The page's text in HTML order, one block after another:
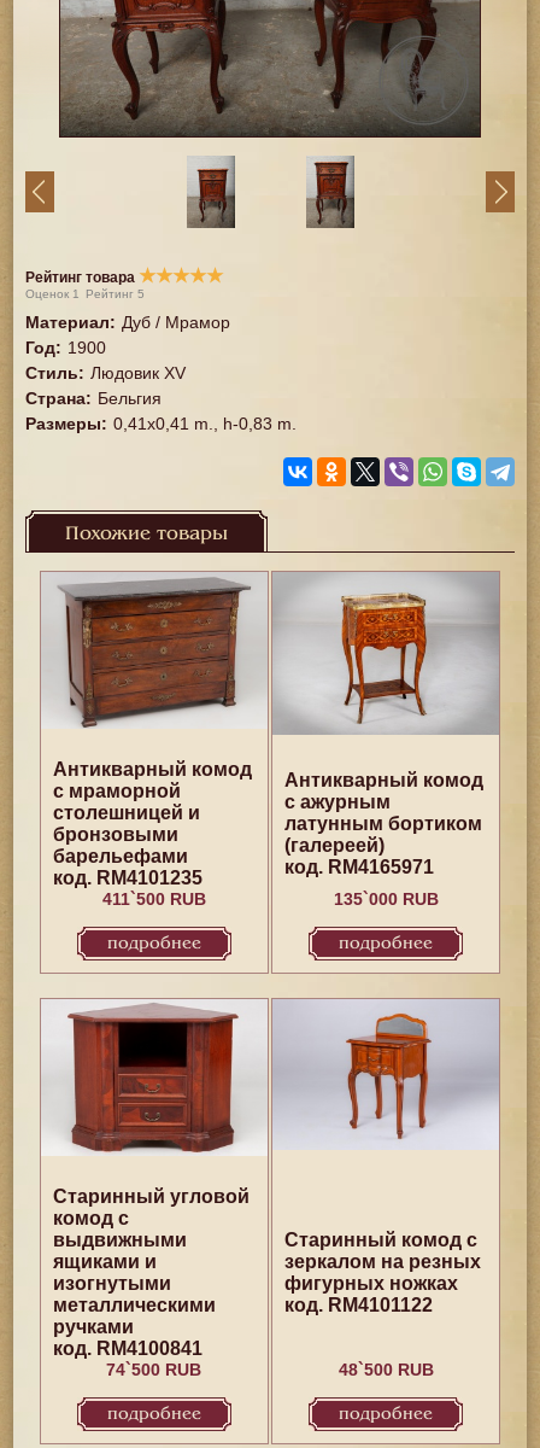
Рейтинг товара ★★★★★
Оценок 1 Рейтинг5
Материал: Дуб / Мрамор
Год: 1900
Стиль: Людовик XV
Страна: Бельгия
Размеры: 0,41x0,41 m., h-0,83 m.
Похожие товары
Антикварный комод
с мраморной
столешницей и
бронзовыми
барельефами
код. RM4101235
411`500 RUB
подробнее
Антикварный комод
с ажурным
латунным бортиком
(галереей)
код. RM4165971
135`000 RUB
подробнее
Старинный угловой
комод с
выдвижными
ящиками и
изогнутыми
металлическими
ручками
код. RM4100841
74`500 RUB
подробнее
Старинный комод с
зеркалом на резных
фигурных ножках
код. RM4101122
48`500 RUB
подробнее